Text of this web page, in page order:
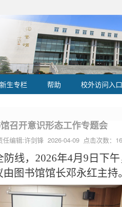
新生专栏 帮助 校外访问入口
召开意识形态工作专题会
编辑:许剑锋 2026-04-09 点击次数：
线， 2026年4月 9日下
图书馆馆长邓永红主持。